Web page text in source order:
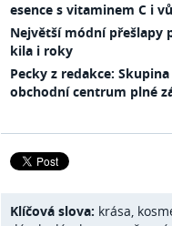
esence s vitaminem C i
Největší módní přešlapy
kila i roky
Pecky z redakce:
obchodní centrum plné
Klíčová slova: krása,